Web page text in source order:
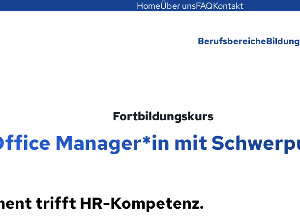
HomeÜber unsFAQKontakt
Berufsbereiche
Fortbildungskurs
Manager*in mit
trifft HR-Kompetenz.